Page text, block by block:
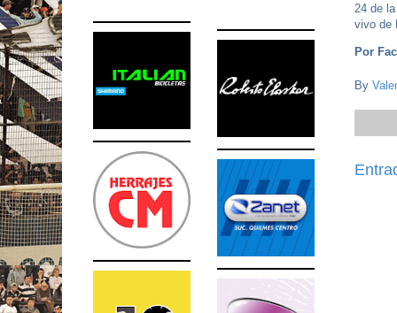
24 de
vivo de
Por
By